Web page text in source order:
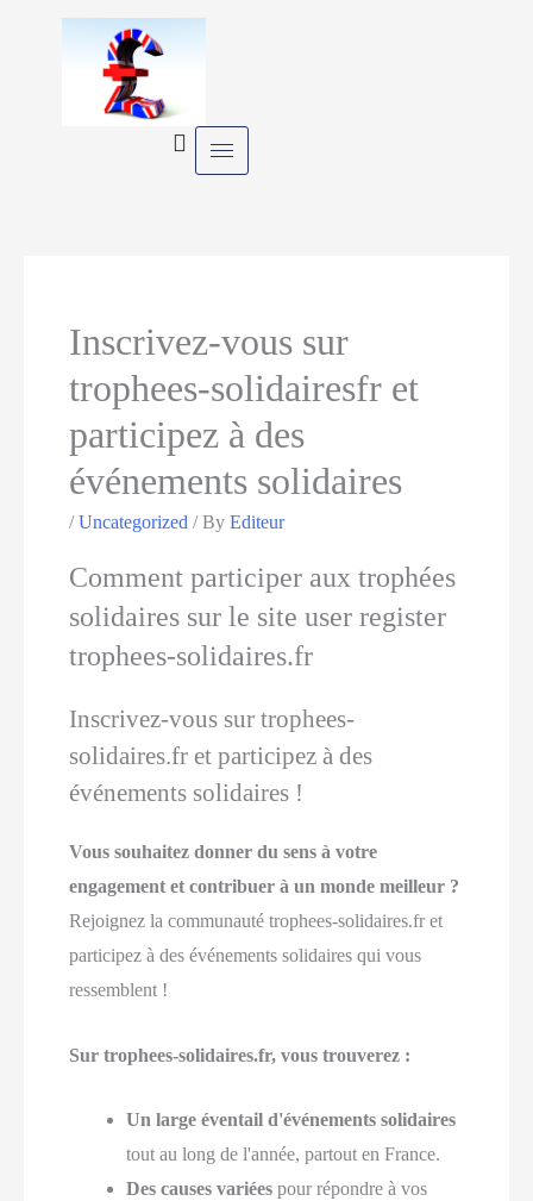
Inscrivez-vous sur
trophees-solidairesfr et
participez à des
événements solidaires
/Uncategorized / ByEditeur
Comment participer aux trophées
solidaires sur le site user register
trophees-solidaires.fr
Inscrivez-vous sur trophees-
solidaires.fr et participez à des
événements solidaires !
Vous souhaitez donner du sens à votre
engagement et contribuer à un monde meilleur ?
Rejoignez la communauté trophees-solidaires.fr et
participez à des événements solidaires qui vous
ressemblent !
Sur trophees-solidaires.fr, vous trouverez :
Un large éventail d'événements solidaires
tout au long de l'année, partout en France.
Des causes variées pour répondre à vos